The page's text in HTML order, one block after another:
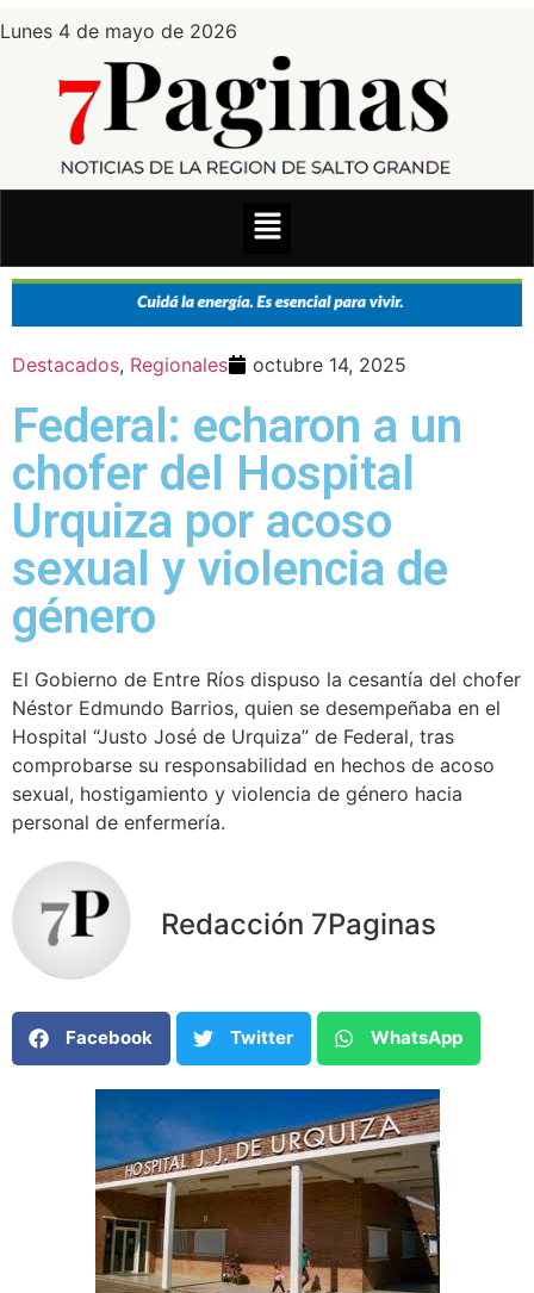
Lunes 4 de mayo de 2026
Destacados, Regionales octubre 14, 2025
Federal: echaron a un
chofer del Hospital
Urquiza por acoso
sexual y violencia de
género
El Gobierno de Entre Ríos dispuso la cesantía del chofer
Néstor Edmundo Barrios, quien se desempeñaba en el
Hospital “Justo José de Urquiza” de Federal, tras
comprobarse su responsabilidad en hechos de acoso
sexual, hostigamiento y violencia de género hacia
personal de enfermería.
Redacción 7Paginas
Facebook Twitter WhatsApp